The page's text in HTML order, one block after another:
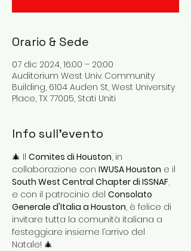
Orario & Sede
07 dic 2024, 16:00 – 20:00
Auditorium West Univ. Community
Building, 6104 Auden St, West University
Place, TX 77005, Stati Uniti
Info sull'evento
🎄 Il Comites di Houston, in
collaborazione con IWUSA Houston e il
South West Central Chapter di ISSNAF,
e con il patrocinio del Consolato
Generale d'Italia a Houston, è felice di
invitare tutta la comunità italiana a
festeggiare insieme l’arrivo del
Natale! 🎄